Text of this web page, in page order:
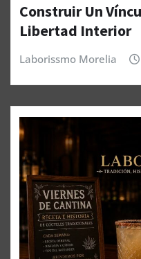
Construir Un
Libertad Interior
Laborissmo Morelia